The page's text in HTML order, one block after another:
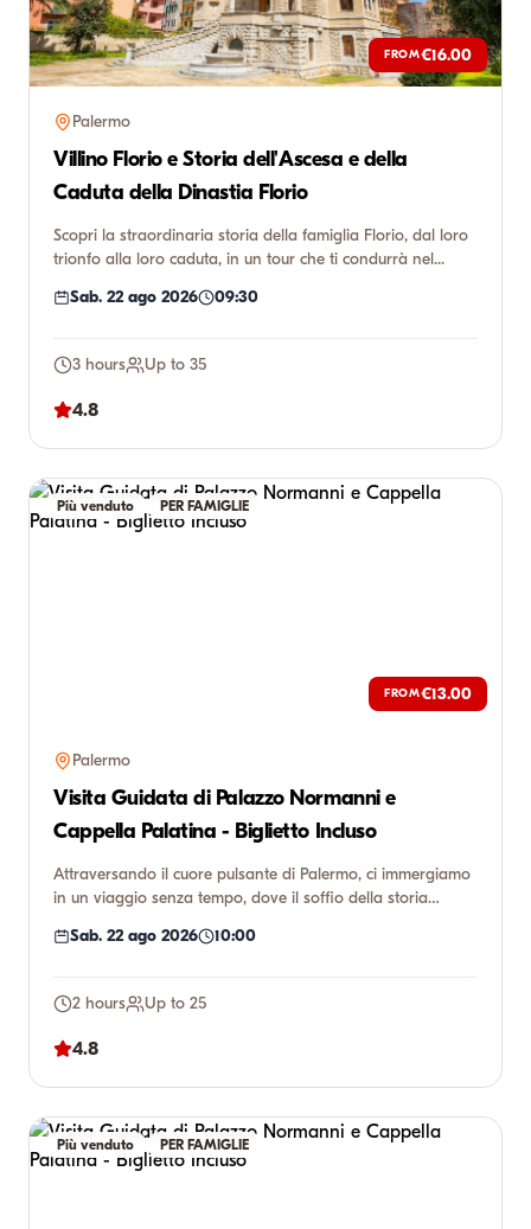
FROM€16.00
Palermo
Villino Florio e Storia dell'Ascesa e della
Caduta della Dinastia Florio
Scopri la straordinaria storia della famiglia Florio, dal loro
trionfo alla loro caduta, in un tour che ti condurrà nel...
Sab. 22 ago 2026
09:30
3 hours Up to 35
4.8
Più venduto PER FAMIGLIE
FROM€13.00
Palermo
Visita Guidata di Palazzo Normanni e
Cappella Palatina - Biglietto Incluso
Attraversando il cuore pulsante di Palermo, ci immergiamo
in un viaggio senza tempo, dove il soffio della storia
Sab. 22 ago 2026 10:00
2 hours Up to 25
4.8
Più venduto PER FAMIGLIE